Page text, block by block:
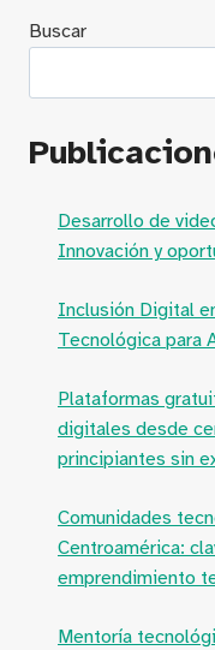
Buscar
Desarrollo de
Innovación y
Inclusión Digital
Tecnológica para
Plataformas
digitales desde
principiantes sin
Comunidades
Centroamérica:
emprendimiento
Mentoría